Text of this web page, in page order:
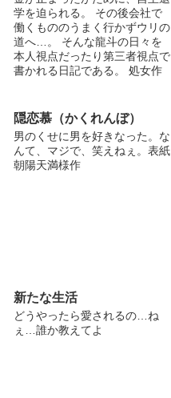
学を迫られる。 その後会社で
働くもののうまく行かずウリの
道へ…。 そんな龍斗の日々を
本人視点だったり第三者視点で
書かれる日記である。 処女作
なってしまうところも多いかも
しれません。
隠恋慕（かくれんぼ）
男のくせに男を好きなった。な
んて、マジで、笑えねぇ。表紙
朝陽天満様作
新たな生活
どうやったら愛されるの…ね
ぇ…誰か教えてよ